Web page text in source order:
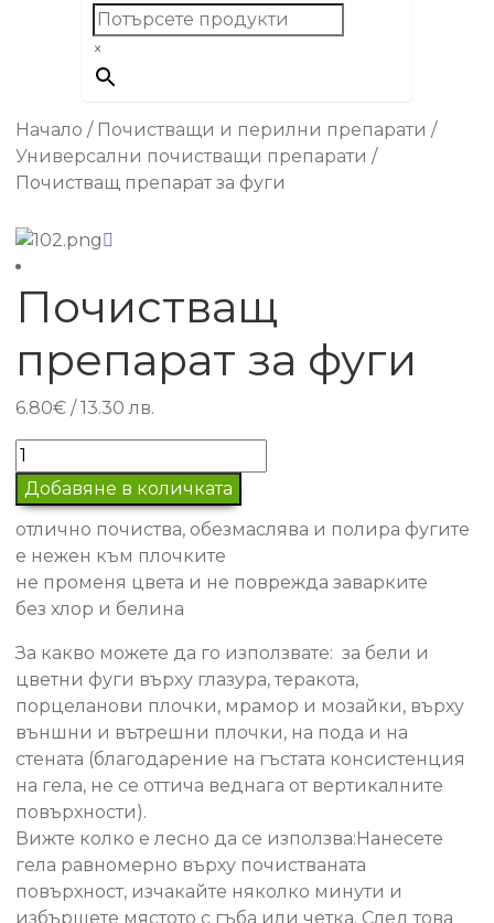
×
Начало / Почистващи и перилни препарати /
Универсални почистващи препарати /
Почистващ препарат за фуги
Почистващ
препарат за фуги
6.80€ / 13.30 лв.
количество
за
Почистващ
препарат
за
фуги
Добавяне в количката
отлично почиства, обезмаслява и полира фугите
е нежен към плочките
не променя цвета и не поврежда заварките
без хлор и белина
За какво можете да го използвате: за бели и
цветни фуги върху глазура, теракота,
порцеланови плочки, мрамор и мозайки, върху
външни и вътрешни плочки, на пода и на
стената (благодарение на гъстата консистенция
на гела, не се оттича веднага от вертикалните
повърхности).
Вижте колко е лесно да се използва:Нанесете
гела равномерно върху почистваната
повърхност, изчакайте няколко минути и
избършете мястото с гъба или четка. След това